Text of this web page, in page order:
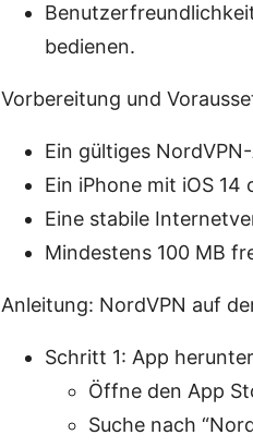
bedienen.
Vorbereitung und
Ein gültiges
Ein iPhone mit iOS
Eine stabile
Mindestens 100 MB
Anleitung: NordVPN auf
Schritt 1: App
Öffne den App
Suche nach